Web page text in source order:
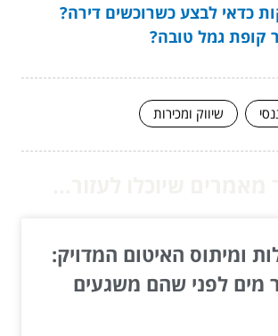
כדאי לבצע כשרוכשים דירה?
קופת גמל טובה?
שיווק ומכירות
ומיתוס האיטום המדויק:
מים לפני שהם משגעים